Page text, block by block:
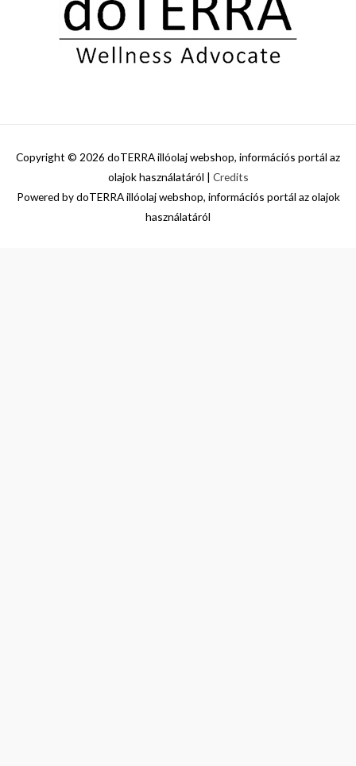
Copyright © 2026 doTERRA illóolaj webshop, információs portál az
olajok használatáról | Credits
Powered bydoTERRA illóolaj webshop, információs portál az olajok
használatáról